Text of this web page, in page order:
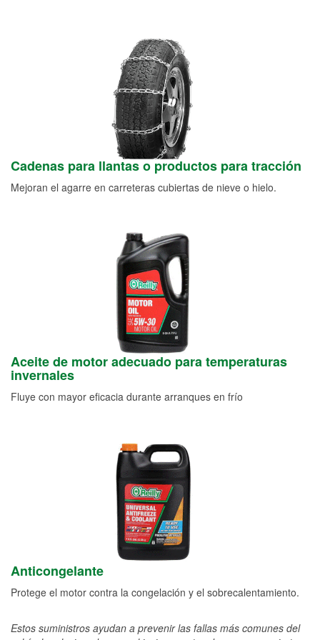
Cadenas para llantas o productos para tracción
Mejoran el agarre en carreteras cubiertas de nieve o hielo.
Aceite de motor adecuado para temperaturas
invernales
Fluye con mayor eficacia durante arranques en frío
Anticongelante
Protege el motor contra la congelación y el sobrecalentamiento.
Estos suministros ayudan a prevenir las fallas más comunes del